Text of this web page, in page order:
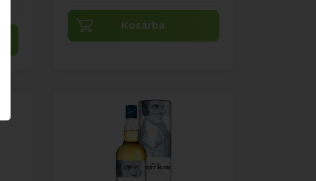
Kosárba